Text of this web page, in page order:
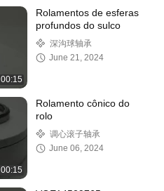
00:15
Rolamentos de esferas
profundos do sulco
深沟球轴承
June 21, 2024
00:15
Rolamento cônico do
rolo
调心滚子轴承
June 06, 2024